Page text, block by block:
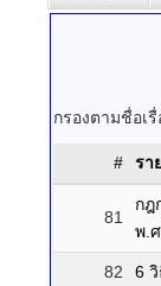
กรองตามชื่อเรื่
# รา
81
กฎ
พ.
82 6